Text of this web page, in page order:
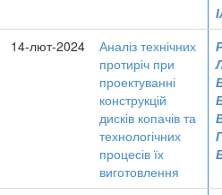
14-лют-2024
Аналіз технічних
протиріч при
проектуванні
конструкцій
дисків копачів та
технологічних
процесів їх
виготовлення